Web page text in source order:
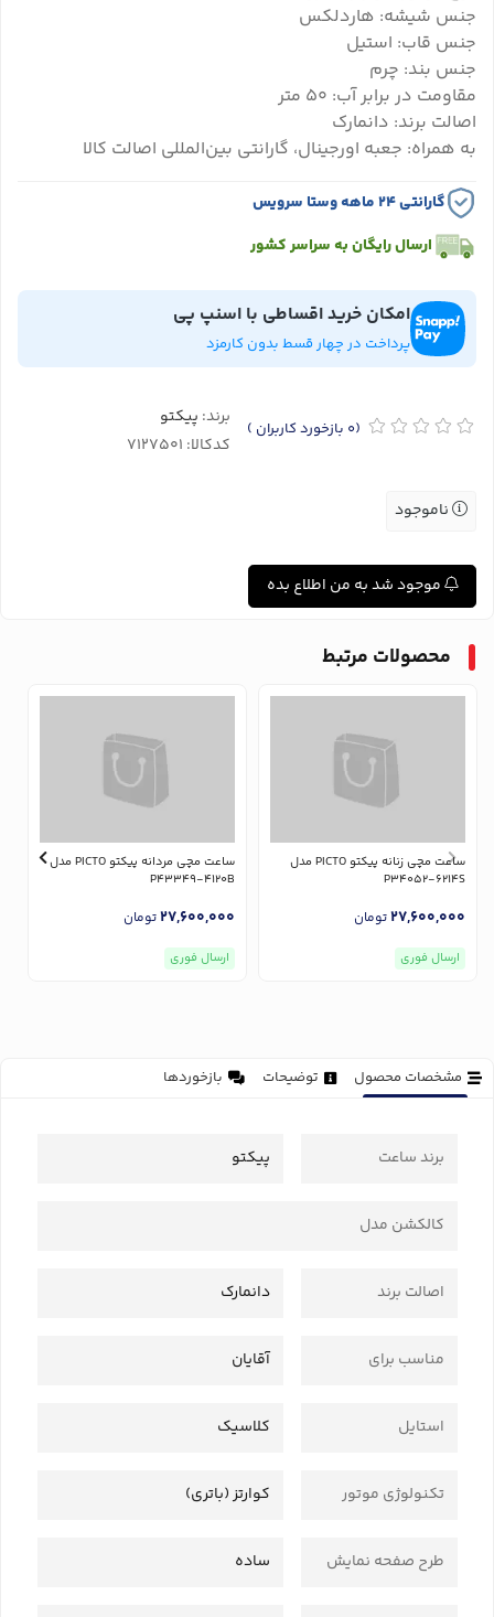
جنس شیشه: هاردلکس
جنس قاب: استیل
جنس بند: چرم
مقاومت در برابر آب: 50 متر
اصالت برند: دانمارک
به همراه: جعبه اورجینال، گارانتی بین‌المللی اصالت کالا
گارانتی ۲۴ ماهه وستا سرویس
ارسال رایگان به سراسر کشور
امکان خرید اقساطی با اسنپ پی
پرداخت در چهار قسط بدون کارمزد
(0 بازخورد کاربران ) برند: پیکتو
کدکالا:
ناموجود
موجود شد به من اطلاع بده
محصولات مرتبط
ساعت مچی زنانه پیکتو PICTO مدل
P34052-6214S
27,600,000تومان
ارسال فوری
ساعت مچی مردانه پیکتو PICTO مدل
P43349-4120B
27,600,000تومان
ارسال فوری
مشخصات محصول توضیحات بازخوردها
برند ساعت پیکتو
کالکشن مدل
اصالت برند دانمارک
مناسب برای آقایان
استایل کلاسیک
تکنولوژی موتور کوارتز (باتری)
طرح صفحه نمایش ساده